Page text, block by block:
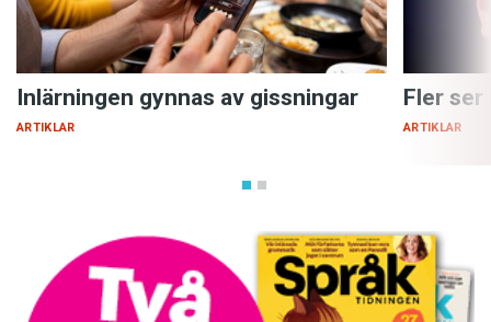
Inlärningen gynnas av gissningar
ARTIKLAR
Fler
ARTIKLAR